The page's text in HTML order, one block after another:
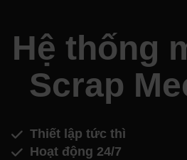
Hệ thống
Scrap
Thiết lập tức thì
Hoạt động 24/7